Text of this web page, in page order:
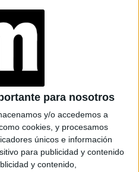
para nosotros
y/o accedemos a
cookies, y procesamos
únicos e información
para publicidad y contenido
y contenido,
comía una naranja, descubrió
al tocarla con sus
correcta, entendió que